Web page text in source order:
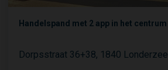
Handelspand met 2 app in het centrum
Dorpsstraat 36+38, 1840 Londerzeel